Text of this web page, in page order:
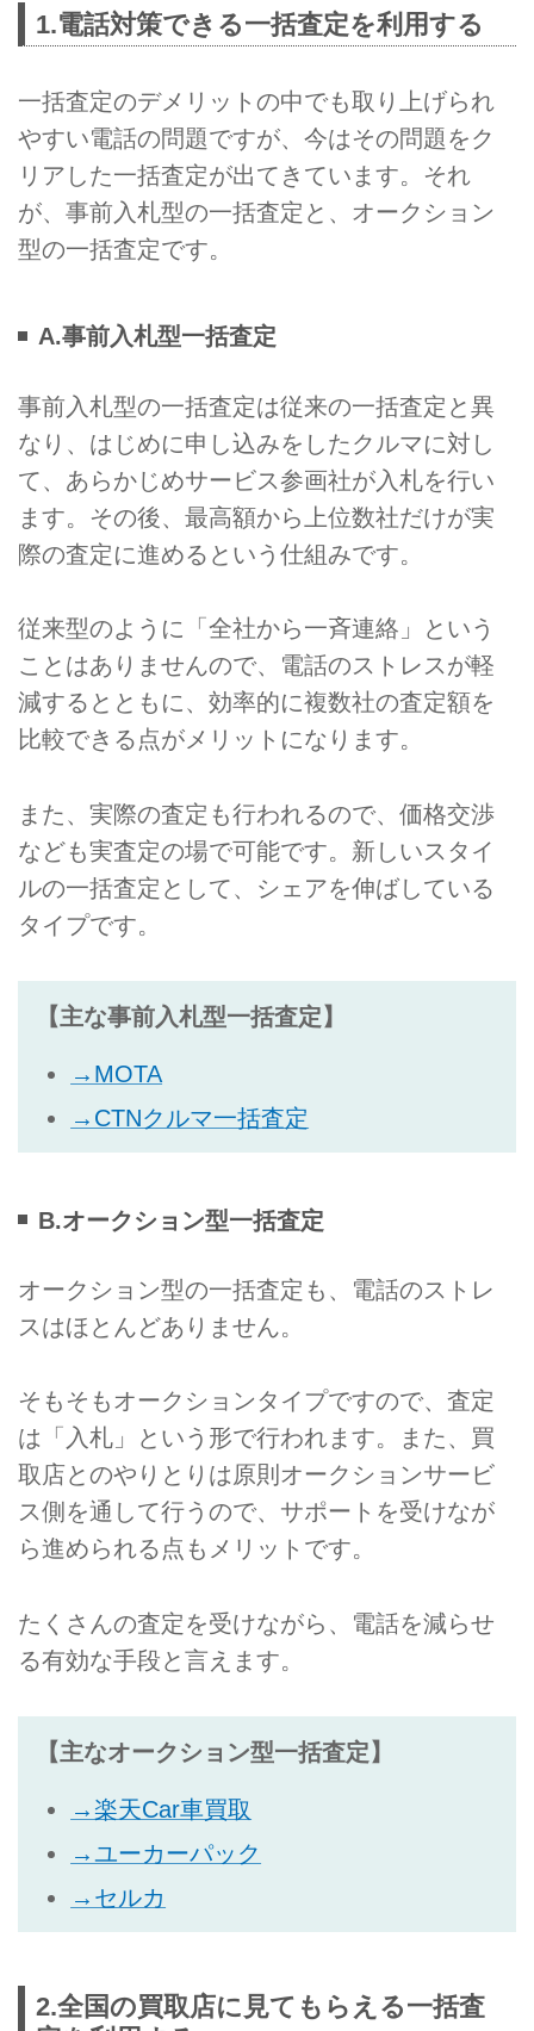
1.電話対策できる一括査定を利用する
一括査定のデメリットの中でも取り上げられ
やすい電話の問題ですが、今はその問題をク
リアした一括査定が出てきています。それ
が、事前入札型の一括査定と、オークション
型の一括査定です。
A.事前入札型一括査定
事前入札型の一括査定は従来の一括査定と異
なり、はじめに申し込みをしたクルマに対し
て、あらかじめサービス参画社が入札を行い
ます。その後、最高額から上位数社だけが実
際の査定に進めるという仕組みです。
従来型のように「全社から一斉連絡」という
ことはありませんので、電話のストレスが軽
減するとともに、効率的に複数社の査定額を
比較できる点がメリットになります。
また、実際の査定も行われるので、価格交渉
なども実査定の場で可能です。新しいスタイ
ルの一括査定として、シェアを伸ばしている
タイプです。
【主な事前入札型一括査定】
→MOTA
→CTNクルマ一括査定
B.オークション型一括査定
オークション型の一括査定も、電話のストレ
スはほとんどありません。
そもそもオークションタイプですので、査定
は「入札」という形で行われます。また、買
取店とのやりとりは原則オークションサービ
ス側を通して行うので、サポートを受けなが
ら進められる点もメリットです。
たくさんの査定を受けながら、電話を減らせ
る有効な手段と言えます。
【主なオークション型一括査定】
→楽天Car車買取
→ユーカーパック
→セルカ
2.全国の買取店に見てもらえる一括査